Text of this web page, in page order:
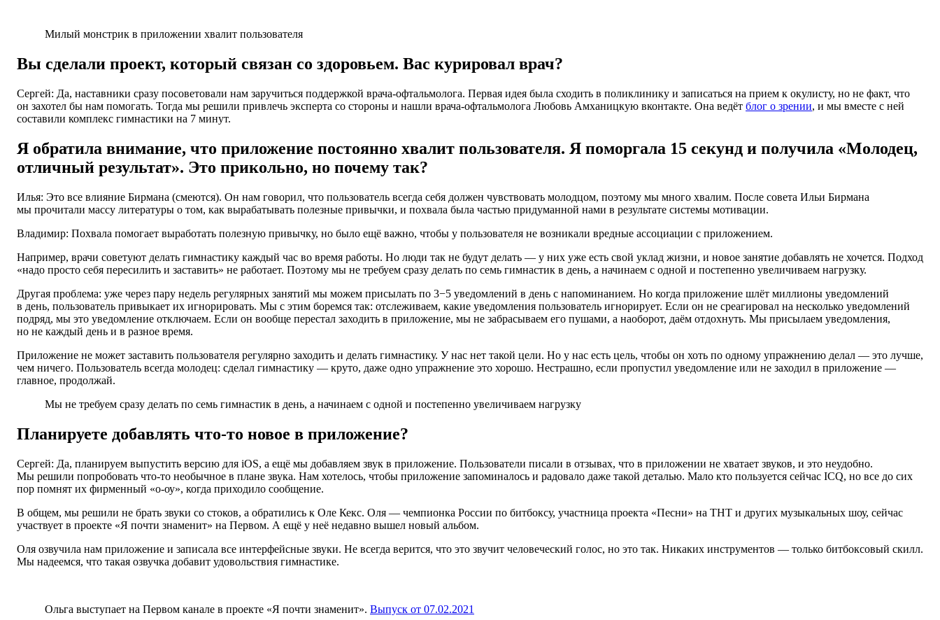
Милый монстрик в приложении хвалит пользователя
Вы сделали проект, который связан со здоровьем. Вас курировал врач?
Сергей: Да, наставники сразу посоветовали нам заручиться поддержкой врача-офтальмолога. Первая идея была сходить в поликлинику и записаться на прием к окулисту, но не факт, что
он захотел бы нам помогать. Тогда мы решили привлечь эксперта со стороны и нашли врача-офтальмолога Любовь Амханицкую вконтакте. Она ведёт блог о зрении, и мы вместе с ней
составили комплекс гимнастики на 7 минут.
Я обратила внимание, что приложение постоянно хвалит пользователя. Я поморгала 15 секунд и получила «Молодец,
отличный результат». Это прикольно, но почему так?
Илья: Это все влияние Бирмана (смеются). Он нам говорил, что пользователь всегда себя должен чувствовать молодцом, поэтому мы много хвалим. После совета Ильи Бирмана
мы прочитали массу литературы о том, как вырабатывать полезные привычки, и похвала была частью придуманной нами в результате системы мотивации.
Владимир: Похвала помогает выработать полезную привычку, но было ещё важно, чтобы у пользователя не возникали вредные ассоциации с приложением.
Например, врачи советуют делать гимнастику каждый час во время работы. Но люди так не будут делать — у них уже есть свой уклад жизни, и новое занятие добавлять не хочется. Подход
«надо просто себя пересилить и заставить» не работает. Поэтому мы не требуем сразу делать по семь гимнастик в день, а начинаем с одной и постепенно увеличиваем нагрузку.
Другая проблема: уже через пару недель регулярных занятий мы можем присылать по 3−5 уведомлений в день с напоминанием. Но когда приложение шлёт миллионы уведомлений
в день, пользователь привыкает их игнорировать. Мы с этим боремся так: отслеживаем, какие уведомления пользователь игнорирует. Если он не среагировал на несколько уведомлений
подряд, мы это уведомление отключаем. Если он вообще перестал заходить в приложение, мы не забрасываем его пушами, а наоборот, даём отдохнуть. Мы присылаем уведомления,
но не каждый день и в разное время.
Приложение не может заставить пользователя регулярно заходить и делать гимнастику. У нас нет такой цели. Но у нас есть цель, чтобы он хоть по одному упражнению делал — это лучше,
чем ничего. Пользователь всегда молодец: сделал гимнастику — круто, даже одно упражнение это хорошо. Нестрашно, если пропустил уведомление или не заходил в приложение —
главное, продолжай.
Мы не требуем сразу делать по семь гимнастик в день, а начинаем с одной и постепенно увеличиваем нагрузку
Планируете добавлять что-то новое в приложение?
Сергей: Да, планируем выпустить версию для iOS, а ещё мы добавляем звук в приложение. Пользователи писали в отзывах, что в приложении не хватает звуков, и это неудобно.
Мы решили попробовать что-то необычное в плане звука. Нам хотелось, чтобы приложение запоминалось и радовало даже такой деталью. Мало кто пользуется сейчас ICQ, но все до сих
пор помнят их фирменный «о-оу», когда приходило сообщение.
В общем, мы решили не брать звуки со стоков, а обратились к Оле Кекс. Оля — чемпионка России по битбоксу, участница проекта «Песни» на ТНТ и других музыкальных шоу, сейчас
участвует в проекте «Я почти знаменит» на Первом. А ещё у неё недавно вышел новый альбом.
Оля озвучила нам приложение и записала все интерфейсные звуки. Не всегда верится, что это звучит человеческий голос, но это так. Никаких инструментов — только битбоксовый скилл.
Мы надеемся, что такая озвучка добавит удовольствия гимнастике.
Ольга выступает на Первом канале в проекте «Я почти знаменит». Выпуск от 07.02.2021